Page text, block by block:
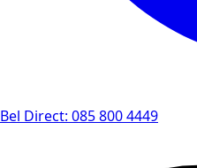
Bel Direct: 085 800 4449